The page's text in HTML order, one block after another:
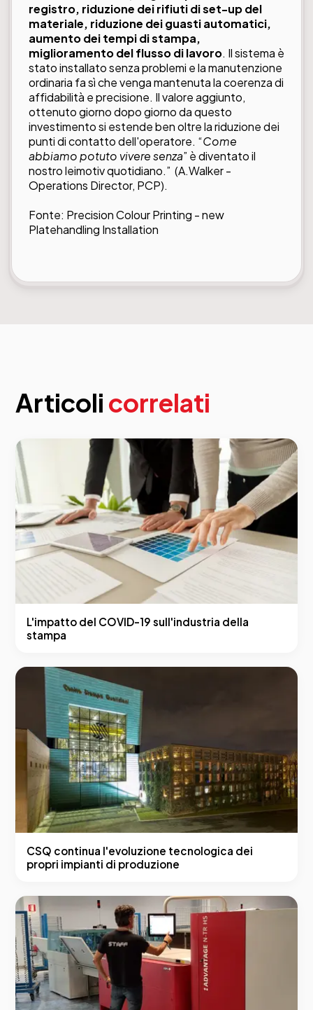
registro, riduzione dei rifiuti di set-up del
materiale, riduzione dei guasti automatici,
aumento dei tempi di stampa,
miglioramento del flusso di lavoro. Il sistema è
stato installato senza problemi e la manutenzione
ordinaria fa sì che venga mantenuta la coerenza di
affidabilità e precisione. Il valore aggiunto,
ottenuto giorno dopo giorno da questo
investimento si estende ben oltre la riduzione dei
punti di contatto dell'operatore. “Come
abbiamo potuto vivere senza” è diventato il
nostro leimotiv quotidiano.” (A.Walker -
Operations Director, PCP).
Fonte: Precision Colour Printing - new
Platehandling Installation
Articoli correlati
L'impatto del COVID-19 sull'industria della
stampa
CSQ continua l'evoluzione tecnologica dei
propri impianti di produzione